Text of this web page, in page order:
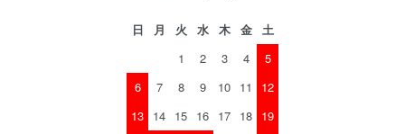
日 月 火 水 木 金
土
1
2 3 4
5
6
7 8 9 10 11
12
13 14 15 16 17 18 19